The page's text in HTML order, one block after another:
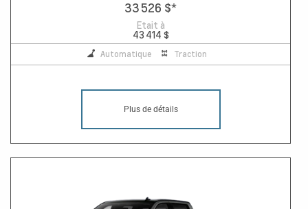
33 526 $*
Etait à
43 414 $
Automatique Traction
Plus de détails